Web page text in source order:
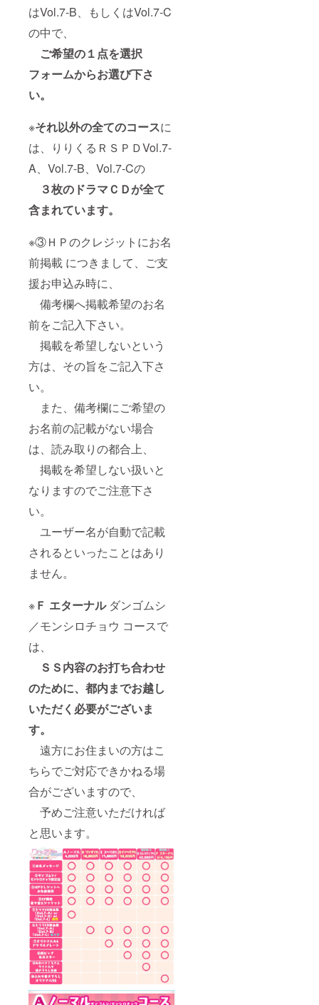
はVol.7-B、もしくはVol.7-C
の中で、
ご希望の１点を選択
フォームからお選び下さ
い。
※それ以外の全てのコースに
は、りりくるＲＳＰＤVol.7-
A、Vol.7-B、Vol.7-Cの
３枚のドラマＣＤが全て
含まれています。
※③ＨＰのクレジットにお名
前掲載 につきまして、ご支
援お申込み時に、
備考欄へ掲載希望のお名
前をご記入下さい。
掲載を希望しないという
方は、その旨をご記入下さ
い。
また、備考欄にご希望の
お名前の記載がない場合
は、読み取りの都合上、
掲載を希望しない扱いと
なりますのでご注意下さ
い。
ユーザー名が自動で記載
されるといったことはあり
ません。
※Ｆ エターナルダンゴムシ
／モンシロチョウ コースで
は、
ＳＳ内容のお打ち合わせ
のために、都内までお越し
いただく必要がございま
す。
遠方にお住まいの方はこ
ちらでご対応できかねる場
合がございますので、
予めご注意いただければ
と思います。